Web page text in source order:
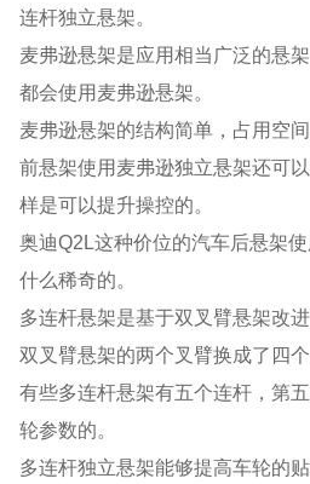
连杆独立悬架。
麦弗逊悬架是应用相当广泛的悬
都会使用麦弗逊悬架。
麦弗逊悬架的结构简单，占用空
前悬架使用麦弗逊独立悬架还可
样是可以提升操控的。
奥迪Q2L这种价位的汽车后悬架
什么稀奇的。
多连杆悬架是基于双叉臂悬架改
双叉臂悬架的两个叉臂换成了四个
有些多连杆悬架有五个连杆，第
轮参数的。
多连杆独立悬架能够提高车轮的